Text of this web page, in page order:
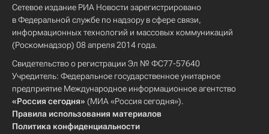
Сетевое издание РИА Новости зарегистрировано
в Федеральной службе по надзору в сфере связи,
информационных технологий и массовых коммуникаций
(Роскомнадзор) 08 апреля 2014 года.
Свидетельство о регистрации Эл № ФС77-57640
Учредитель: Федеральное государственное унитарное
предприятие Международное информационное агентство
«Россия сегодня» (МИА «Россия сегодня»).
Правила использования материалов
Политика конфиденциальности